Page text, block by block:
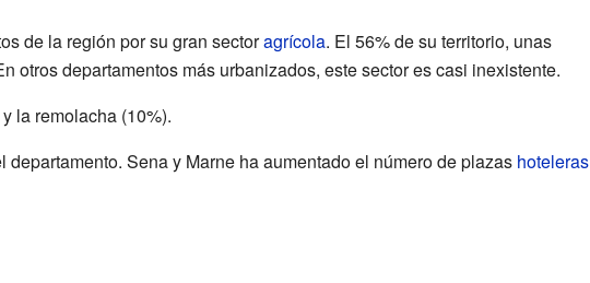
de la región por su gran sectoragrícola. El 56% de su territorio, unas
otros departamentos más urbanizados, este sector es casi inexistente.
la remolacha (10%).
Sena y Marne ha aumentado el número de plazas hoteleras